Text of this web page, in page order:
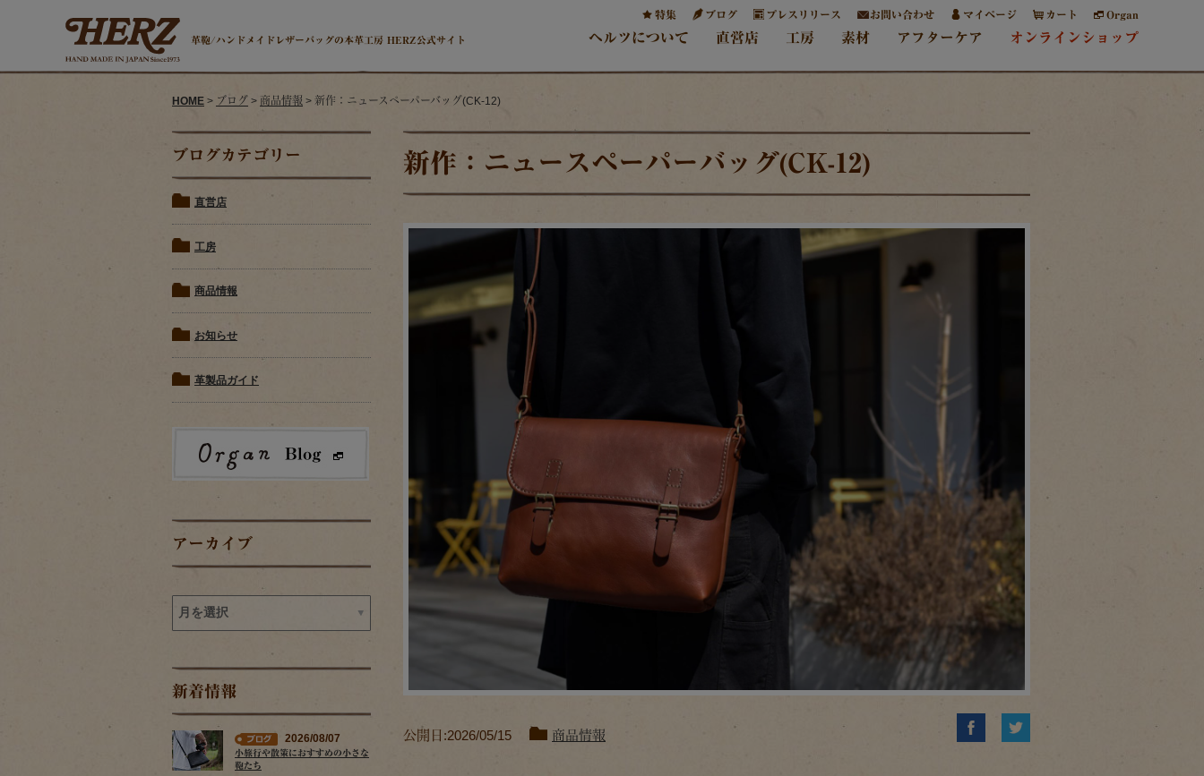
革鞄/ハンドメイドレザーバッグの本革工房 HERZ公式サイト
特集 ブログ プレスリリース お問い合わせ マイページ カート Organ
ヘルツについて 直営店 工房 素材 アフターケア オンラインショップ
HOME > ブログ > 商品情報 > 新作：ニュースペーパーバッグ(CK-12)
ブログカテゴリー
直営店
工房
商品情報
お知らせ
革製品ガイド
アーカイブ
新着情報
2026/08/07
小旅行や散策におすすめの小さな
鞄たち
新作：ニュースペーパーバッグ(CK-12)
公開日:2026/05/15 商品情報